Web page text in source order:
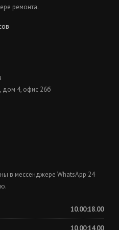
ремонта.
дом 4, офис 26б
в мессенджере WhatsApp 24
10.00:18.00
10.00:14.00